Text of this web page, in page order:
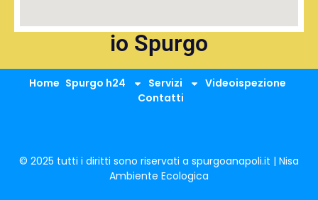
io Spurgo
Home Spurgo h24 Servizi
Videoispezione
Contatti
© 2025 tutti i diritti sono riservati a spurgoanapoli.it | Nisa
Ambiente Ecologica